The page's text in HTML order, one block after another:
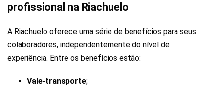
profissional na Riachuelo
A Riachuelo oferece uma série de benefícios para seus
colaboradores, independentemente do nível de
experiência. Entre os benefícios estão:
Vale-transporte;